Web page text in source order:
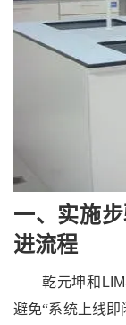
一、实施
进流程
乾元坤和
避免“系统上线